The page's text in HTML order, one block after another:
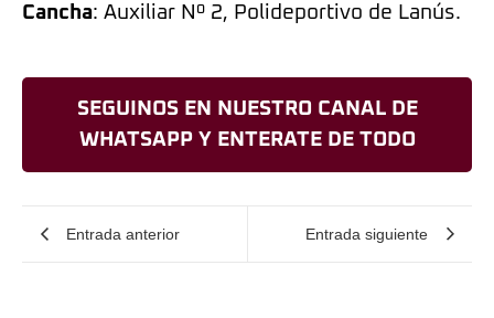
Cancha: Auxiliar Nº 2, Polideportivo de Lanús.
SEGUINOS EN NUESTRO CANAL DE
WHATSAPP Y ENTERATE DE TODO
Entrada anterior Entrada siguiente